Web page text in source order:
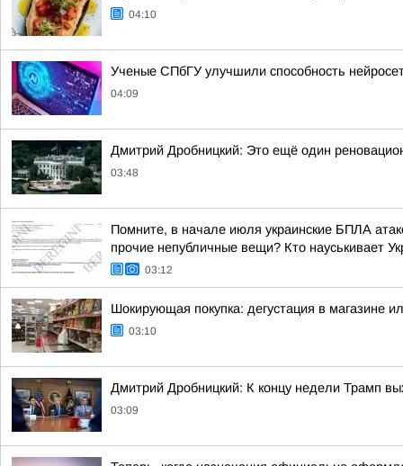
04:10
Ученые СПбГУ улучшили способность
04:09
Дмитрий Дробницкий: Это ещё один
03:48
Помните, в начале июля украинские БПЛА
прочие непубличные вещи? Кто науськивает
03:12
Шокирующая покупка: дегустация в магазине
03:10
Дмитрий Дробницкий: К концу недели Трамп
03:09